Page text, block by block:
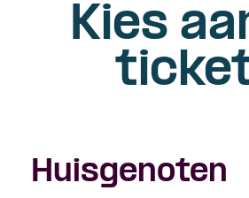
Kies
Huisgenoten